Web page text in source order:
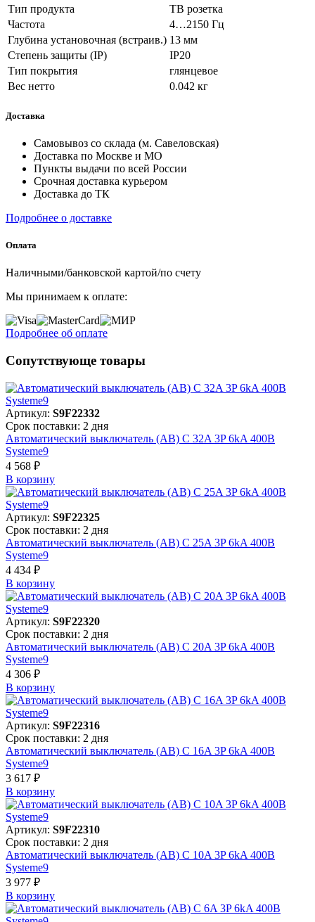
Тип продукта
ТВ розетка
Частота
4…2150 Гц
Глубина установочная (встраив.) 13 мм
Степень защиты (IP)
IP20
Тип покрытия
глянцевое
Вес нетто
0.042 кг
Доставка
Самовывоз со склада (м. Савеловская)
Доставка по Москве и МО
Пункты выдачи по всей России
Срочная доставка курьером
Доставка до ТК
Подробнее о доставке
Оплата
Наличными/банковской картой/по счету
Мы принимаем к оплате:
Подробнее об оплате
Сопутствующе товары
Артикул: S9F22332
Срок поставки: 2 дня
Автоматический выключатель (АВ) C 32A 3P 6kA 400В
Systeme9
4 568 ₽
В корзинy
Артикул: S9F22325
Срок поставки: 2 дня
Автоматический выключатель (АВ) C 25A 3P 6kA 400В
Systeme9
4 434 ₽
В корзинy
Артикул: S9F22320
Срок поставки: 2 дня
Автоматический выключатель (АВ) C 20A 3P 6kA 400В
Systeme9
4 306 ₽
В корзинy
Артикул: S9F22316
Срок поставки: 2 дня
Автоматический выключатель (АВ) C 16A 3P 6kA 400В
Systeme9
3 617 ₽
В корзинy
Артикул: S9F22310
Срок поставки: 2 дня
Автоматический выключатель (АВ) C 10A 3P 6kA 400В
Systeme9
3 977 ₽
В корзинy